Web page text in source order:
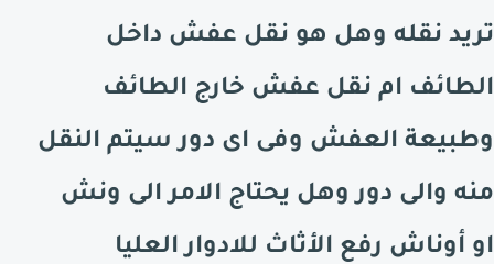
تريد نقله وهل هو نقل عفش داخل
الطائف ام نقل عفش خارج الطائف
وطبيعة العفش وفى اى دور سيتم النقل
منه والى دور وهل يحتاج الامر الى ونش
او أوناش رفع الأثاث للادوار العليا